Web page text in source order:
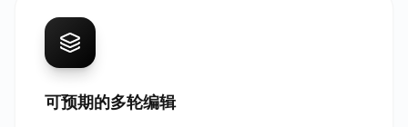
可预期的多轮编辑